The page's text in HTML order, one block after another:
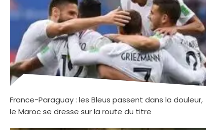
France-Paraguay : les Bleus passent dans la douleur,
le Maroc se dresse sur la route du titre